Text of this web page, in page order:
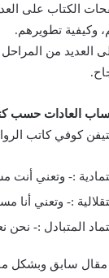
الكتاب على
وكيفية تطويرهم.
العديد من
العادات حسب
كوفي كاتب الرواية،
:- وتعني
:- وتعني أنا
المتبادل :-
مقال سابق وبشكل